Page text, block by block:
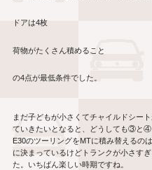
ドアは4枚
荷物がたくさん積めること
の4点が最低条件でした。
まだ子どもが小さくてチャイルドシー
ていきたいとなると、どうしても③と④
E30のツーリングをMTに積み替えるの
に決まっているけどトランクが小さす
た。いちばん楽しい時期ですね。